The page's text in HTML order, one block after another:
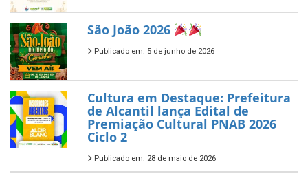
São João 2026
Publicado em: 5 de junho de 2026
Cultura em Destaque: Prefeitura
de Alcantil lança Edital de
Premiação Cultural PNAB 2026
Ciclo 2
Publicado em: 28 de maio de 2026